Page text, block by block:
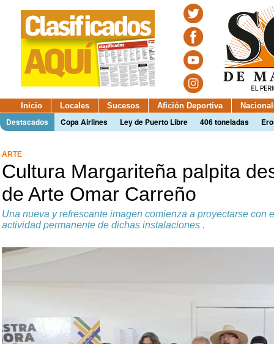
Inicio Locales Sucesos Afición Deportiva
Destacados Copa Airlines Ley de Puerto Libre 406 toneladas
ARTE
Cultura Margariteña palpita
de Arte Omar Carreño
Una nueva y refrescante imagen comienza a proyectarse con
actividad permanente de dichas instalaciones .